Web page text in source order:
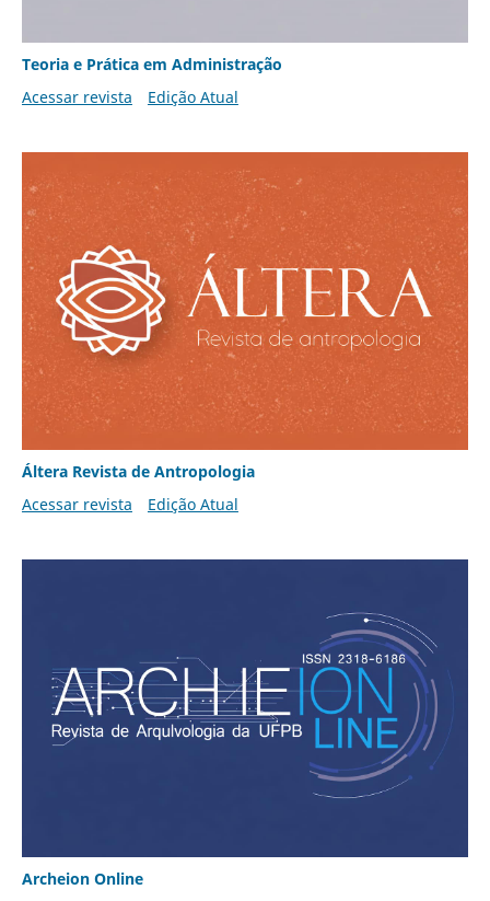
Teoria e Prática em Administração
Acessar revista
Edição Atual
Áltera Revista de Antropologia
Acessar revista
Edição Atual
Archeion Online